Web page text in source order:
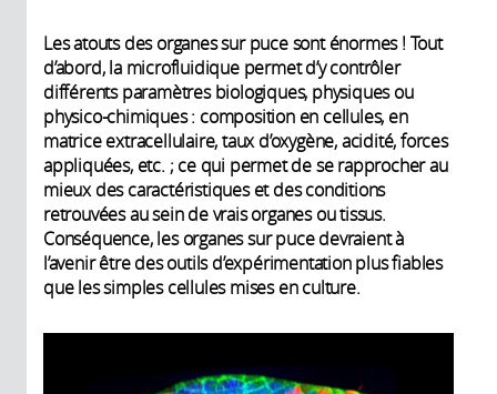
Les atouts des organes sur puce sont énormes ! Tout
d’abord, la microfluidique permet d’y contrôler
différents paramètres biologiques, physiques ou
physico-chimiques : composition en cellules, en
matrice extracellulaire, taux d’oxygène, acidité, forces
appliquées, etc. ; ce qui permet de se rapprocher au
mieux des caractéristiques et des conditions
retrouvées au sein de vrais organes ou tissus.
Conséquence, les organes sur puce devraient à
l’avenir être des outils d’expérimentation plus fiables
que les simples cellules mises en culture.